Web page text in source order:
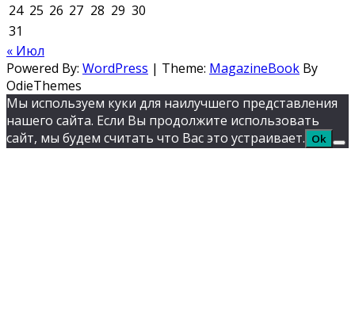
24 25 26 27 28 29 30
31
« Июл
Powered By: WordPress | Theme: MagazineBook By
OdieThemes
Мы используем куки для наилучшего представления
нашего сайта. Если Вы продолжите использовать
сайт, мы будем считать что Вас это устраивает. Ok